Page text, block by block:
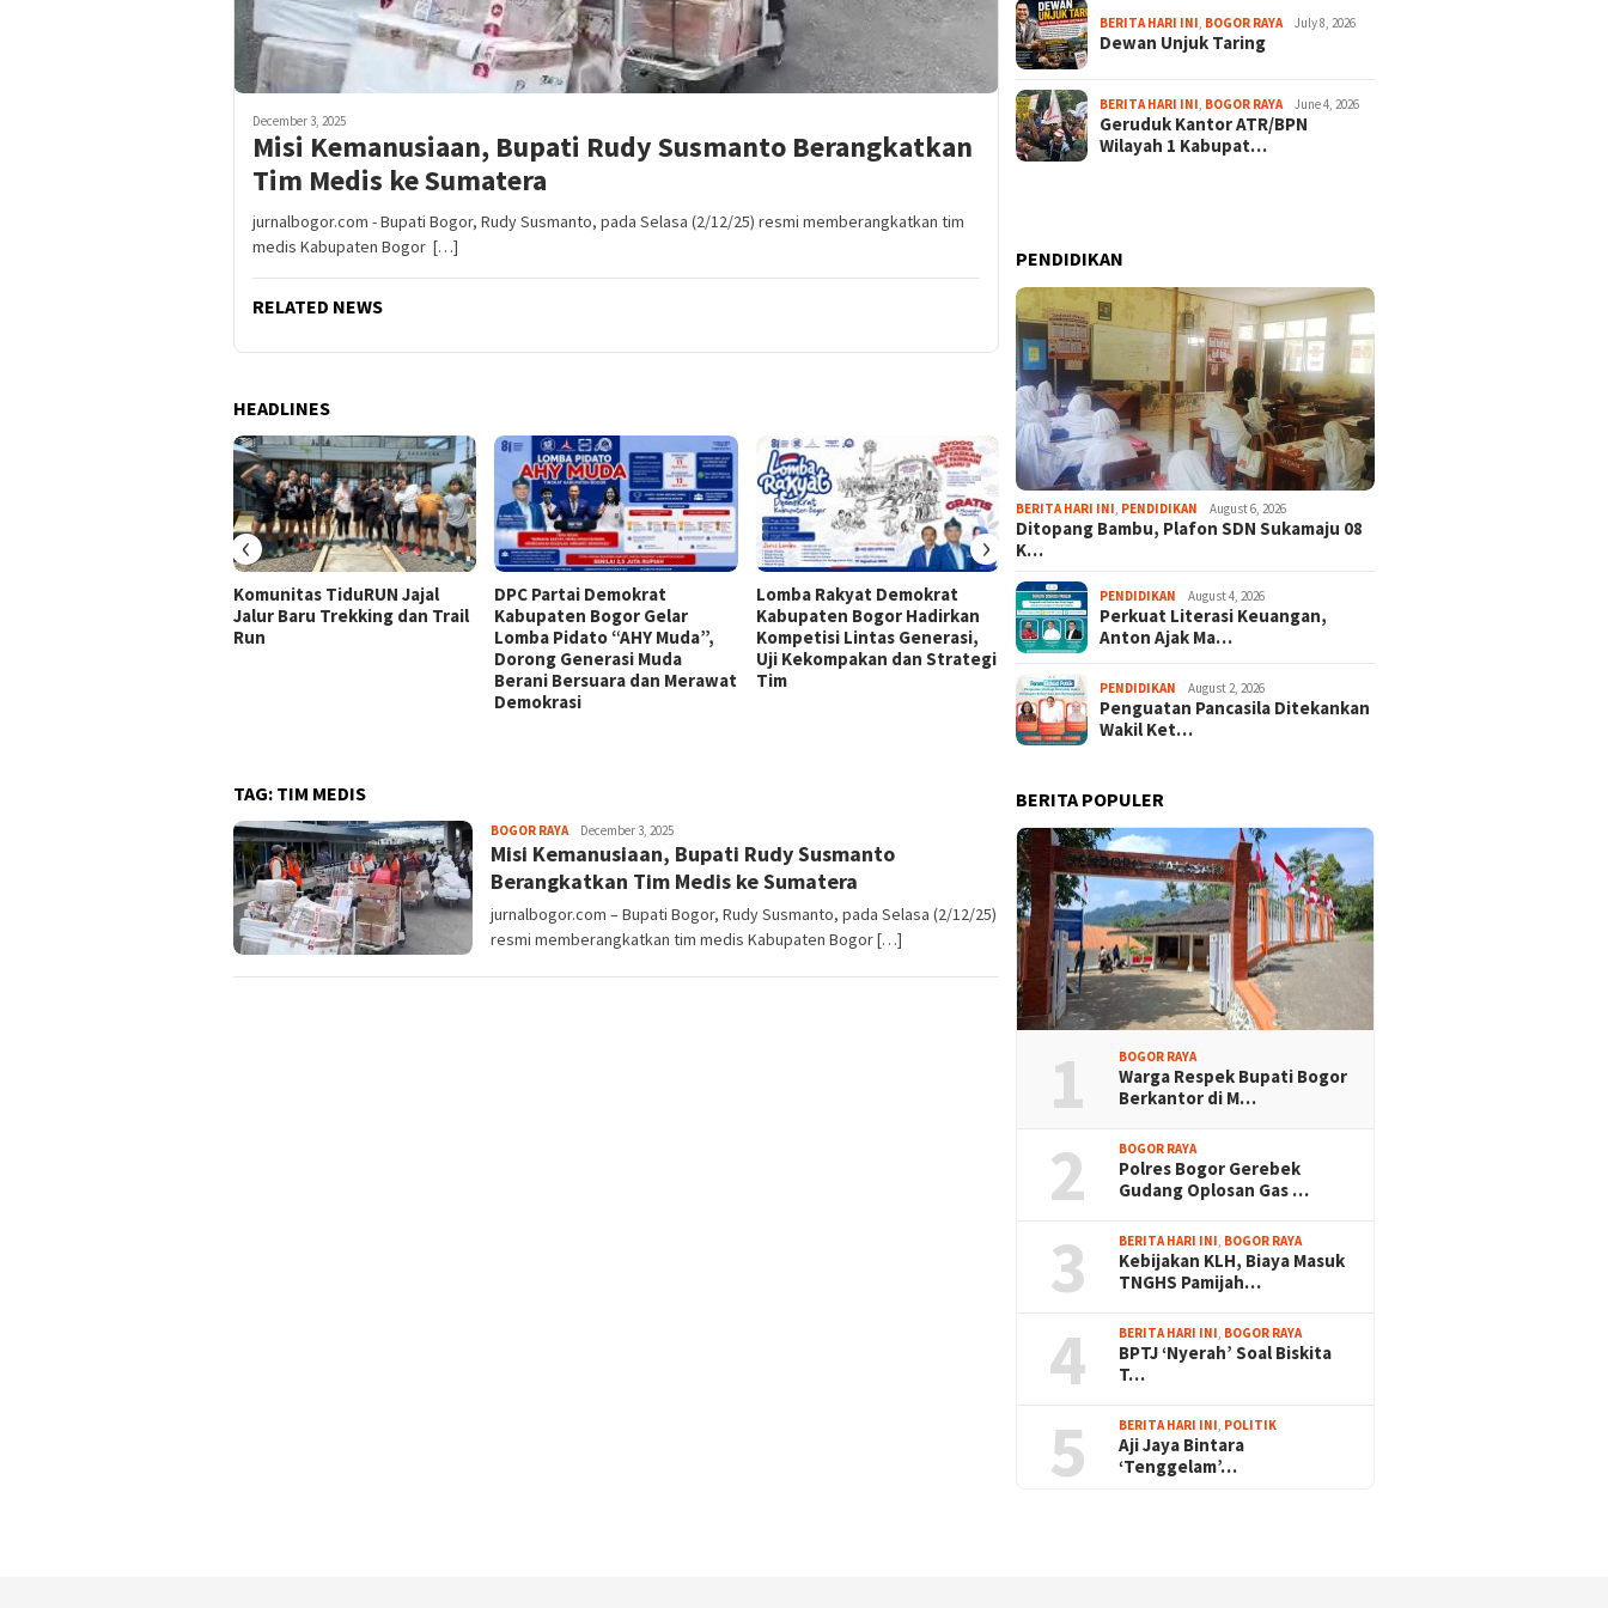
December 3, 2025
Misi Kemanusiaan, Bupati Rudy Susmanto Berangkatkan
Tim Medis ke Sumatera
jurnalbogor.com - Bupati Bogor, Rudy Susmanto, pada Selasa (2/12/25) resmi memberangkatkan tim
medis Kabupaten Bogor […]
RELATED NEWS
HEADLINES
Komunitas TiduRUN Jajal
Jalur Baru Trekking dan Trail
Run
DPC Partai Demokrat
Kabupaten Bogor Gelar
Lomba Pidato “AHY Muda”,
Dorong Generasi Muda
Berani Bersuara dan Merawat
Demokrasi
Lomba Rakyat Demokrat
Kabupaten Bogor Hadirkan
Kompetisi Lintas Generasi,
Uji Kekompakan dan Strategi
Tim
Keren! Dua Desa Wisata
Kabupaten Bogor Tembus
Top 15 Jawa Barat
Ramaikan Bupati Cup 2026
‹ ›
TAG: TIM MEDIS
BOGOR RAYAAga
Alamanda
December 3, 2025
Misi Kemanusiaan, Bupati Rudy Susmanto
Berangkatkan Tim Medis ke Sumatera
jurnalbogor.com – Bupati Bogor, Rudy Susmanto, pada Selasa (2/12/25)
resmi memberangkatkan tim medis Kabupaten Bogor […]
BERITA HARI INI BOGOR RAYA July 8, 2026
Dewan Unjuk Taring
BERITA HARI INI BOGOR RAYA June 4, 2026
Geruduk Kantor ATR/BPN
Wilayah 1 Kabupat…
PENDIDIKAN
BERITA HARI INI PENDIDIKAN August 6, 2026
Ditopang Bambu, Plafon SDN Sukamaju 08
K…
PENDIDIKAN August 4, 2026
Perkuat Literasi Keuangan,
Anton Ajak Ma…
PENDIDIKAN August 2, 2026
Penguatan Pancasila Ditekankan
Wakil Ket…
BERITA POPULER
1 BOGOR RAYA
Warga Respek Bupati Bogor
Berkantor di M…
2 BOGOR RAYA
Polres Bogor Gerebek
Gudang Oplosan Gas …
3 BERITA HARI INI, BOGOR RAYA
Kebijakan KLH, Biaya Masuk
TNGHS Pamijah…
4 BERITA HARI INI, BOGOR RAYA
BPTJ ‘Nyerah’ Soal Biskita
T…
5 BERITA HARI INI, POLITIK
Aji Jaya Bintara
‘Tenggelam’…